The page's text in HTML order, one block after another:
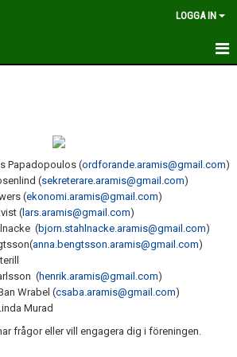
LOGGA IN
Papadopoulos (ordforande.aramis@gmail.com)
(sekreterare.aramis@gmail.com)
(ekonomi.aramis@gmail.com)
( lars.aramis@gmail.com)
(bjorn.stahlnacke.aramis@gmail.com)
anna.bengtsson.aramis@gmail.com)
(henrik.aramis@gmail.com)
Wrabel (csaba.aramis@gmail.com)
Murad
frågor eller vill engagera dig i föreningen.